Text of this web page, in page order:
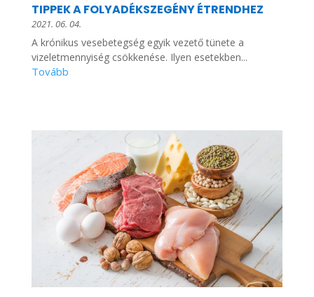
TIPPEK A FOLYADÉKSZEGÉNY ÉTRENDHEZ
2021. 06. 04.
A krónikus vesebetegség egyik vezető tünete a
vizeletmennyiség csökkenése. Ilyen esetekben...